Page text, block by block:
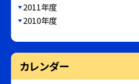
2011年度
2010年度
カレンダー